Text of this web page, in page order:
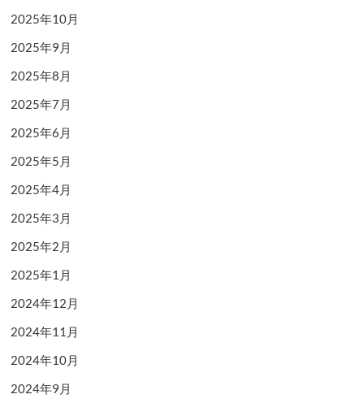
2025年10月
2025年9月
2025年8月
2025年7月
2025年6月
2025年5月
2025年4月
2025年3月
2025年2月
2025年1月
2024年12月
2024年11月
2024年10月
2024年9月